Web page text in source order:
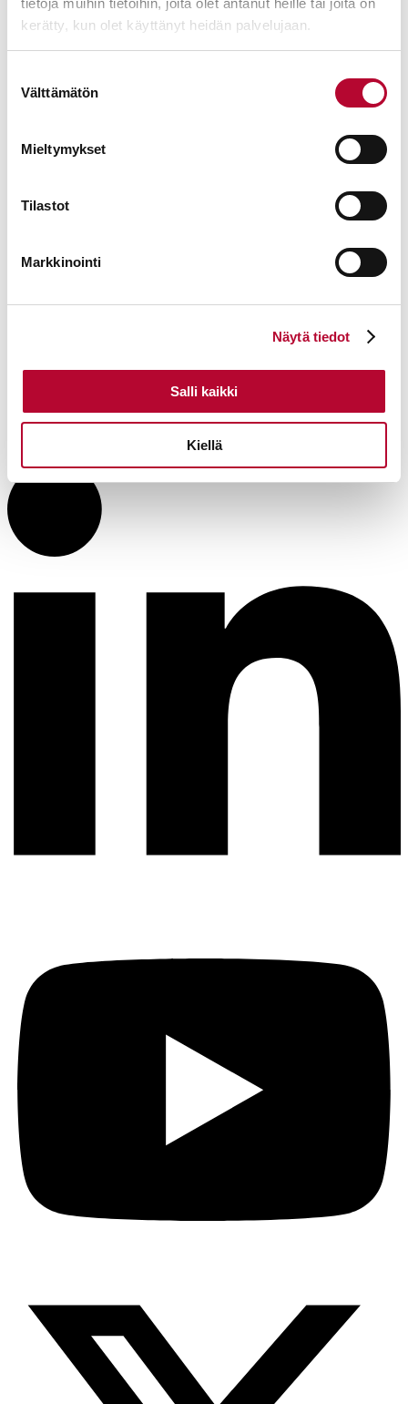
kerätty, kun olet käyttänyt heidän palvelujaan.
valinta
Välttämätön
Mieltymykset
Tilastot
Markkinointi
Näytä tiedot
Salli kaikki
Kiellä